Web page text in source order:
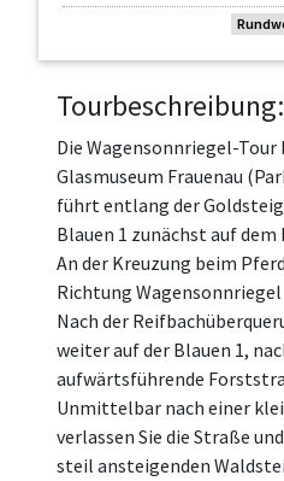
Tourbeschreibung:
Die Wagensonnriegel-
Glasmuseum Frauenau
führt entlang der
Blauen 1 zunächst auf
An der Kreuzung beim
Richtung
Nach der
weiter auf der Blauen 1,
aufwärtsführende
Unmittelbar nach einer
verlassen Sie die Straße
steil ansteigenden